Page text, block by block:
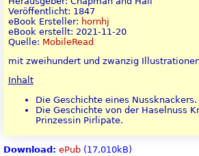
Veröffentlicht: 1847
eBook Ersteller: hornhj
eBook erstellt: 2021-11-20
Quelle: MobileRead
mit zweihundert und zwanzig Illustrationen
Inhalt
Die Geschichte eines Nussknackers.
Die Geschichte von der Haselnuss
Prinzessin Pirlipate.
Download: ePub (17,010kB)